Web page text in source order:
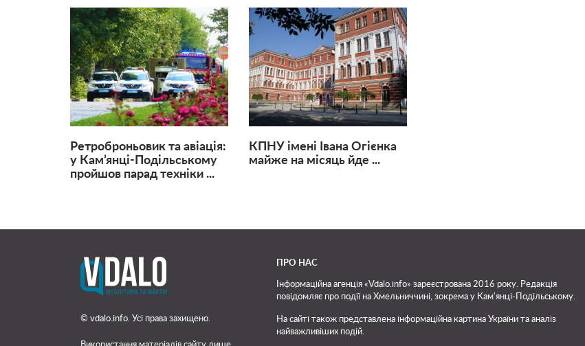
Ретроброньовик та авіація:
у Кам’янці-Подільському
пройшов парад техніки ...
КПНУ імені Івана Огієнка
майже на місяць йде ...
© vdalo.info. Усі права захищено.
ПРО НАС
Інформаційна агенція «Vdalo.info» зареєстрована 2016 року. Редакція
повідомляє про події на Хмельниччині, зокрема у Кам'янці-Подільському.
На сайті також представлена інформаційна картина України та аналіз
найважливіших подій.